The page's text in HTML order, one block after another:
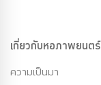
เกี่ยวกับหอภาพยนตร์
ความเป็นมา